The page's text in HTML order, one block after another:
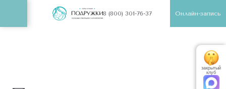
8 (800) 301-76-37 Онлайн-запись
закрытый
клуб